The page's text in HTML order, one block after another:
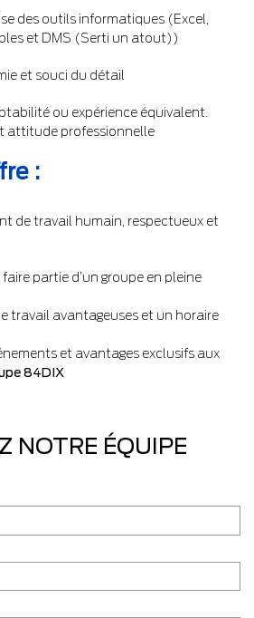
des outils informatiques (Excel,
et DMS (Serti un atout))
et souci du détail
ou expérience équivalent.
attitude professionnelle
:
de travail humain, respectueux et
faire partie d’un groupe en pleine
travail avantageuses et un horaire
et avantages exclusifs aux
84DIX
NOTRE ÉQUIPE